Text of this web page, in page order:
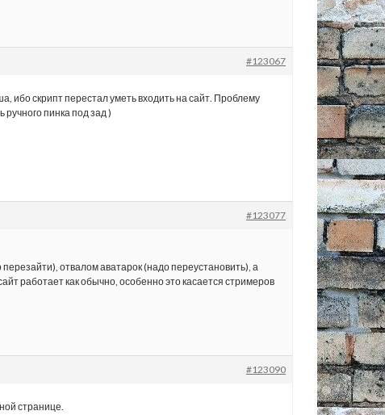
#123067
ибо скрипт перестал уметь входить на сайт. Проблему
пинка под зад )
#123077
отвалом аватарок (надо переустановить), а
работает как обычно, особенно это касается стримеров
#123090
странице.